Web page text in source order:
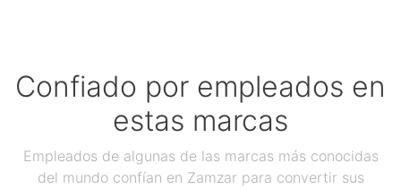
Confiado por empleados en
estas marcas
Empleados de algunas de las marcas más conocidas
del mundo confían en Zamzar para convertir sus